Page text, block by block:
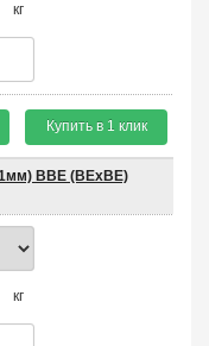
кг
Купить в 1 клик
BBE (BEхBE)
кг